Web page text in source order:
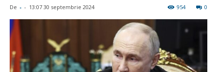
De - - 13:07 30 septembrie 2024 0
954